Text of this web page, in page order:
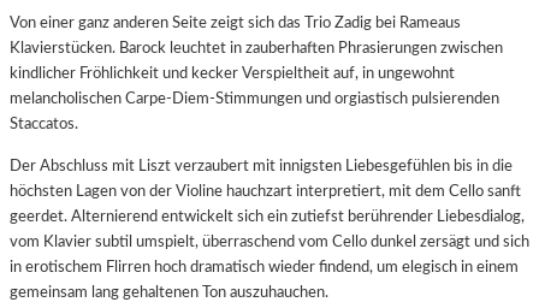
Von einer ganz anderen Seite zeigt sich das Trio Zadig bei Rameaus
Klavierstücken. Barock leuchtet in zauberhaften Phrasierungen zwischen
kindlicher Fröhlichkeit und kecker Verspieltheit auf, in ungewohnt
melancholischen Carpe-Diem-Stimmungen und orgiastisch pulsierenden
Staccatos.
Der Abschluss mit Liszt verzaubert mit innigsten Liebesgefühlen bis in die
höchsten Lagen von der Violine hauchzart interpretiert, mit dem Cello sanft
geerdet. Alternierend entwickelt sich ein zutiefst berührender Liebesdialog,
vom Klavier subtil umspielt, überraschend vom Cello dunkel zersägt und sich
in erotischem Flirren hoch dramatisch wieder findend, um elegisch in einem
gemeinsam lang gehaltenen Ton auszuhauchen.